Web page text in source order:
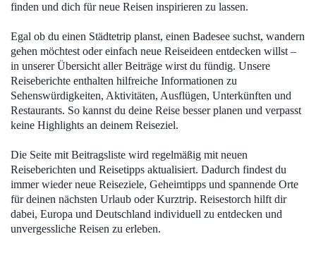
finden und dich für neue Reisen inspirieren zu lassen.
Egal ob du einen Städtetrip planst, einen Badesee suchst, wandern
gehen möchtest oder einfach neue Reiseideen entdecken willst –
in unserer Übersicht aller Beiträge wirst du fündig. Unsere
Reiseberichte enthalten hilfreiche Informationen zu
Sehenswürdigkeiten, Aktivitäten, Ausflügen, Unterkünften und
Restaurants. So kannst du deine Reise besser planen und verpasst
keine Highlights an deinem Reiseziel.
Die Seite mit Beitragsliste wird regelmäßig mit neuen
Reiseberichten und Reisetipps aktualisiert. Dadurch findest du
immer wieder neue Reiseziele, Geheimtipps und spannende Orte
für deinen nächsten Urlaub oder Kurztrip. Reisestorch hilft dir
dabei, Europa und Deutschland individuell zu entdecken und
unvergessliche Reisen zu erleben.